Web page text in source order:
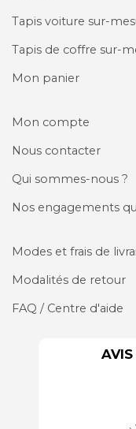
Tapis voiture sur-
Tapis de coffre sur-
Mon panier
Mon compte
Nous contacter
Qui sommes-nous ?
Nos engagements
Modes et frais de
Modalités de retour
FAQ / Centre d'aide
AVIS